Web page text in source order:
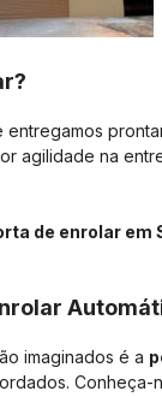
entregamos
agilidade na
de enrolar em
imaginados é a
Conheça-